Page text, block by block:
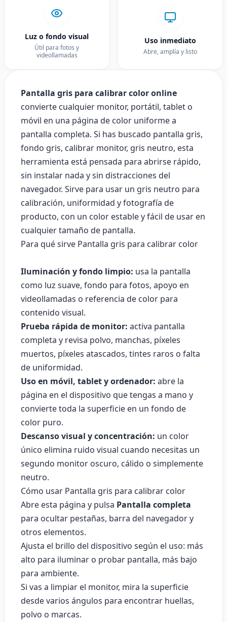
Luz o fondo visual
Útil para fotos y
videollamadas
Uso inmediato
Abre, amplía y listo
Pantalla gris para calibrar color online
convierte cualquier monitor, portátil, tablet o
móvil en una página de color uniforme a
pantalla completa. Si has buscado pantalla gris,
fondo gris, calibrar monitor, gris neutro, esta
herramienta está pensada para abrirse rápido,
sin instalar nada y sin distracciones del
navegador. Sirve para usar un gris neutro para
calibración, uniformidad y fotografía de
producto, con un color estable y fácil de usar en
cualquier tamaño de pantalla.
Para qué sirve Pantalla gris para calibrar color
Iluminación y fondo limpio: usa la pantalla
como luz suave, fondo para fotos, apoyo en
videollamadas o referencia de color para
contenido visual.
Prueba rápida de monitor: activa pantalla
completa y revisa polvo, manchas, píxeles
muertos, píxeles atascados, tintes raros o falta
de uniformidad.
Uso en móvil, tablet y ordenador: abre la
página en el dispositivo que tengas a mano y
convierte toda la superficie en un fondo de
color puro.
Descanso visual y concentración: un color
único elimina ruido visual cuando necesitas un
segundo monitor oscuro, cálido o simplemente
neutro.
Cómo usar Pantalla gris para calibrar color
Abre esta página y pulsa Pantalla completa
para ocultar pestañas, barra del navegador y
otros elementos.
Ajusta el brillo del dispositivo según el uso: más
alto para iluminar o probar pantalla, más bajo
para ambiente.
Si vas a limpiar el monitor, mira la superficie
desde varios ángulos para encontrar huellas,
polvo o marcas.